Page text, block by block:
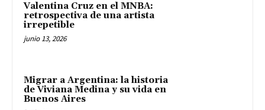
Valentina Cruz en el MNBA:
retrospectiva de una artista
irrepetible
junio 13, 2026
Migrar a Argentina: la historia
de Viviana Medina y su vida en
Buenos Aires